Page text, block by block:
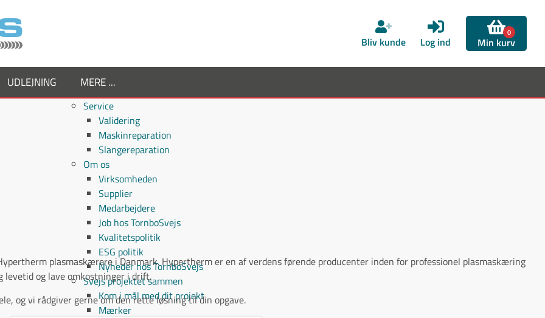
Bliv kunde Log ind
0
Min kurv
UDLEJNING MERE ...
Service
Validering
Maskinreparation
Slangereparation
Om os
Virksomheden
Supplier
Medarbejdere
Job hos TornboSvejs
Kvalitetspolitik
ESG politik
Nyheder hos TornboSvejs
Svejs projektet sammen
Kom i mål med dit projekt
Mærker
plasmaskærere i Danmark. Hypertherm er en af verdens førende producenter inden for professionel plasmaskæring
levetid og lave omkostninger i drift.
og vi rådgiver gerne om den rette løsning til din opgave.